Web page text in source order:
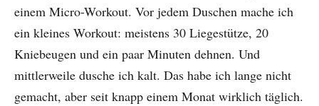
einem Micro-Workout. Vor jedem Duschen mache ich
ein kleines Workout: meistens 30 Liegestütze, 20
Kniebeugen und ein paar Minuten dehnen. Und
mittlerweile dusche ich kalt. Das habe ich lange nicht
gemacht, aber seit knapp einem Monat wirklich täglich.